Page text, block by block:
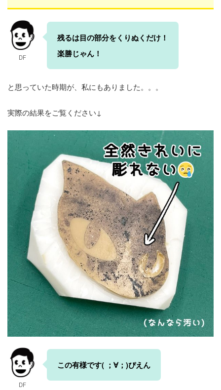
DF
残るは目の部分をくりぬくだけ！
楽勝じゃん！
と思っていた時期が、私にもありました。。。
実際の結果をご覧ください↓
DF
この有様です( ；∀；)ぴえん